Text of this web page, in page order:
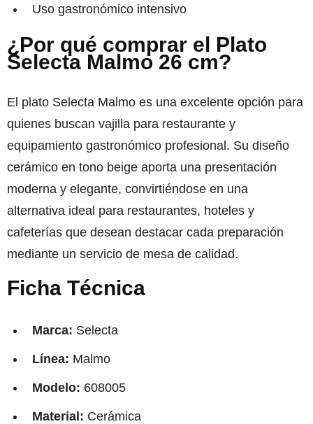
Uso gastronómico intensivo
¿Por qué comprar el Plato
Selecta Malmo 26 cm?
El plato Selecta Malmo es una excelente opción para
quienes buscan vajilla para restaurante y
equipamiento gastronómico profesional. Su diseño
cerámico en tono beige aporta una presentación
moderna y elegante, convirtiéndose en una
alternativa ideal para restaurantes, hoteles y
cafeterías que desean destacar cada preparación
mediante un servicio de mesa de calidad.
Ficha Técnica
Marca: Selecta
Línea: Malmo
Modelo: 608005
Material: Cerámica